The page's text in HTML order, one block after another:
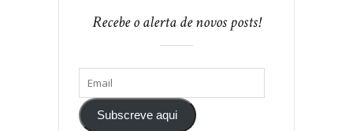
Recebe o alerta de novos posts!
Subscreve aqui